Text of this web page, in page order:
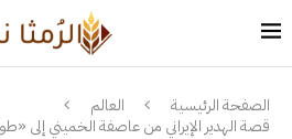
الصفحة الرئيسية
العالم
قصة الهدير الإيراني من عاصفة الخميني إلى